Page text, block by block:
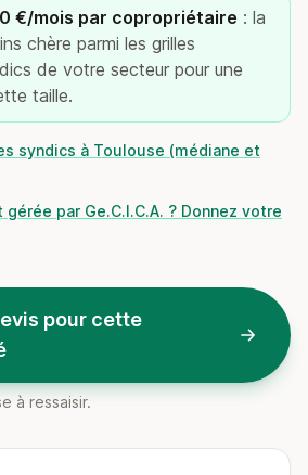
€/mois par copropriétaire : la
chère parmi les grilles
de votre secteur pour une
taille.
syndics à Toulouse (médiane et
par Ge.C.I.C.A. ? Donnez votre
pour cette
à ressaisir.